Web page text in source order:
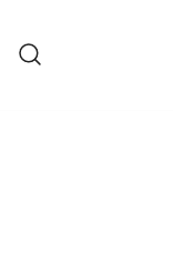
content